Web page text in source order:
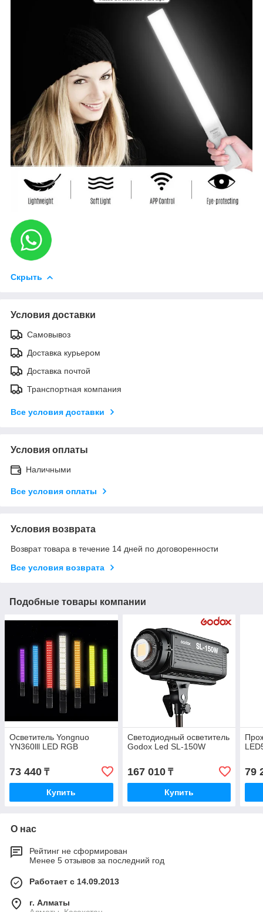
Скрыть
Условия доставки
Самовывоз
Доставка курьером
Доставка почтой
Транспортная компания
Все условия доставки
Условия оплаты
Наличными
Все условия оплаты
Условия возврата
Возврат товара в течение 14 дней по договоренности
Все условия возврата
Подобные товары компании
Осветитель Yongnuo
YN360lll LED RGB
73 440 ₸
Купить
Светодиодный осветитель
Godox Led SL-150W
167 010₸
Купить
79
О нас
Рейтинг не сформирован
Менее 5 отзывов за последний год
Работает с 14.09.2013
г. Алматы